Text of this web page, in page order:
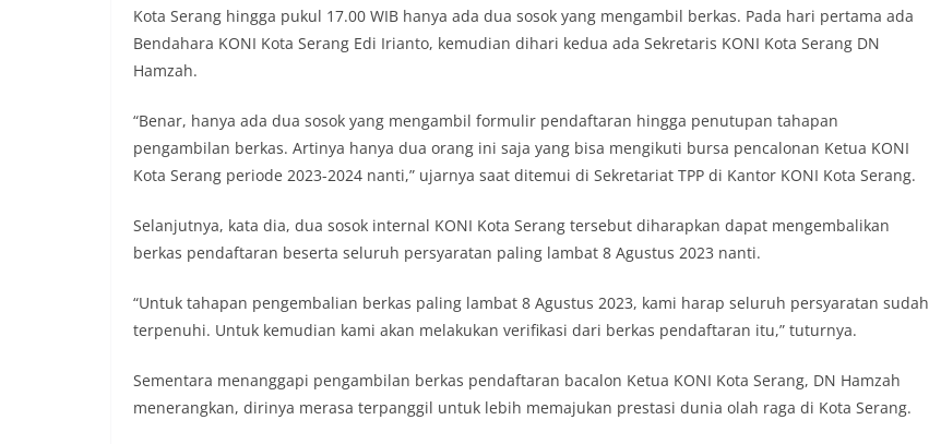
Kota Serang hingga pukul 17.00 WIB hanya ada dua sosok yang mengambil berkas. Pada hari pertama ada
Bendahara KONI Kota Serang Edi Irianto, kemudian dihari kedua ada Sekretaris KONI Kota Serang DN
Hamzah.
“Benar, hanya ada dua sosok yang mengambil formulir pendaftaran hingga penutupan tahapan
pengambilan berkas. Artinya hanya dua orang ini saja yang bisa mengikuti bursa pencalonan Ketua KONI
Kota Serang periode 2023-2024 nanti,” ujarnya saat ditemui di Sekretariat TPP di Kantor KONI Kota Serang.
Selanjutnya, kata dia, dua sosok internal KONI Kota Serang tersebut diharapkan dapat mengembalikan
berkas pendaftaran beserta seluruh persyaratan paling lambat 8 Agustus 2023 nanti.
“Untuk tahapan pengembalian berkas paling lambat 8 Agustus 2023, kami harap seluruh persyaratan sudah
terpenuhi. Untuk kemudian kami akan melakukan verifikasi dari berkas pendaftaran itu,” tuturnya.
Sementara menanggapi pengambilan berkas pendaftaran bacalon Ketua KONI Kota Serang, DN Hamzah
menerangkan, dirinya merasa terpanggil untuk lebih memajukan prestasi dunia olah raga di Kota Serang.